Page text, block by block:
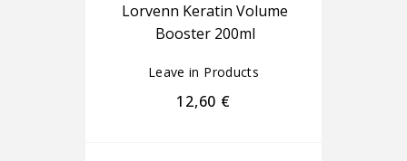
Lorvenn Keratin Volume
Booster 200ml
Leave in Products
12,60 €